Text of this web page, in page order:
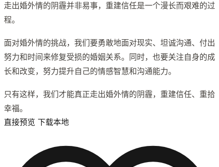
走出婚外情的阴霾并非易事，重建信任是一个漫长而艰难的过
程。
面对婚外情的挑战，我们要勇敢地面对现实、坦诚沟通、付出
努力和时间来修复受损的婚姻关系。同时，也要关注自身的成
长和改变，努力提升自己的情感智慧和沟通能力。
只有这样，我们才能真正走出婚外情的阴霾，重建信任、重拾
幸福。
直接预览 下载本地